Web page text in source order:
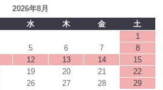
2026年8月
水 木 金
土
1
5 6 7
8
12 13 14
15
19 20 21
22
26 27 28
29